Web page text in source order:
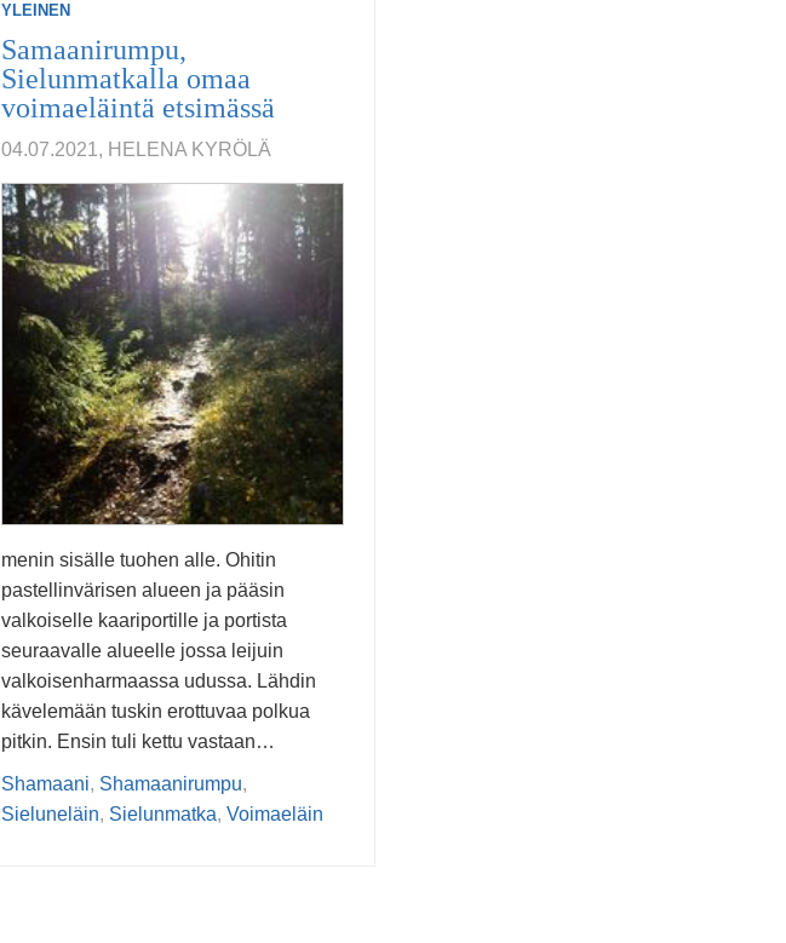
YLEINEN
Samaanirumpu,
Sielunmatkalla omaa
voimaeläintä etsimässä
04.07.2021, HELENA KYRÖLÄ
menin sisälle tuohen alle. Ohitin
pastellinvärisen alueen ja pääsin
valkoiselle kaariportille ja portista
seuraavalle alueelle jossa leijuin
valkoisenharmaassa udussa. Lähdin
kävelemään tuskin erottuvaa polkua
pitkin. Ensin tuli kettu vastaan…
Shamaani, Shamaanirumpu,
Sieluneläin, Sielunmatka, Voimaeläin